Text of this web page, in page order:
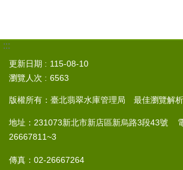
:::
更新日期
115-08-10
瀏覽人次
6563
版權所有：臺北翡翠水庫管理局 最佳瀏覽解
地址：231073新北市新店區新烏路3段43號
26667811~3
傳真：02-26667264